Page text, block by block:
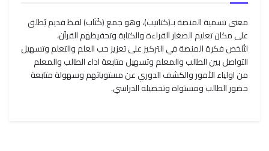
معنى تسمية المنصة بـ(كتاتيب)، وهو جمع (كُتَاب) لفظ قديم يُطلق
على مكان تعليم الصغار القراءة والكتابة وتحفيظهم القرآن،
لتُلخص فكرة المنصة في التركيز على تعزيز حب العلم والتعلم وتسهيل
التواصل بين الطالب والمعلم وتسهيل متابعة اداء الطالب والمعلم
من اولياء الأمور والكشف الدوري عن مستوياتهم وسهولة متابعة
حضور الطالب ومستواه وتحصيله الدراسي.